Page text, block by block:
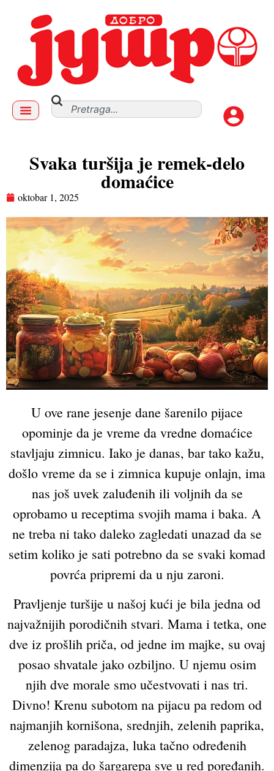
Svaka turšija je remek-delo
domaćice
oktobar 1, 2025
U ove rane jesenje dane šarenilo pijace
opominje da je vreme da vredne domaćice
stavljaju zimnicu. Iako je danas, bar tako kažu,
došlo vreme da se i zimnica kupuje onlajn, ima
nas još uvek zaluđenih ili voljnih da se
oprobamo u receptima svojih mama i baka. A
ne treba ni tako daleko zagledati unazad da se
setim koliko je sati potrebno da se svaki komad
povrća pripremi da u nju zaroni.
Pravljenje turšije u našoj kući je bila jedna od
najvažnijih porodičnih stvari. Mama i tetka, one
dve iz prošlih priča, od jedne im majke, su ovaj
posao shvatale jako ozbiljno. U njemu osim
njih dve morale smo učestvovati i nas tri.
Divno! Krenu subotom na pijacu pa redom od
najmanjih kornišona, srednjih, zelenih paprika,
zelenog paradajza, luka tačno određenih
dimenzija pa do šargarepa sve u red poređanih.